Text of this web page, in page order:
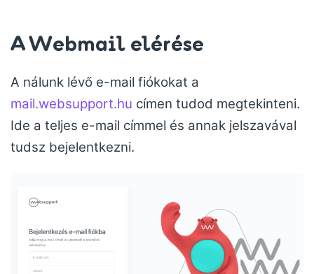
A Webmail elérése
A nálunk lévő e-mail fiókokat a
mail.websupport.hu címen tudod megtekinteni.
Ide a teljes e-mail címmel és annak jelszavával
tudsz bejelentkezni.